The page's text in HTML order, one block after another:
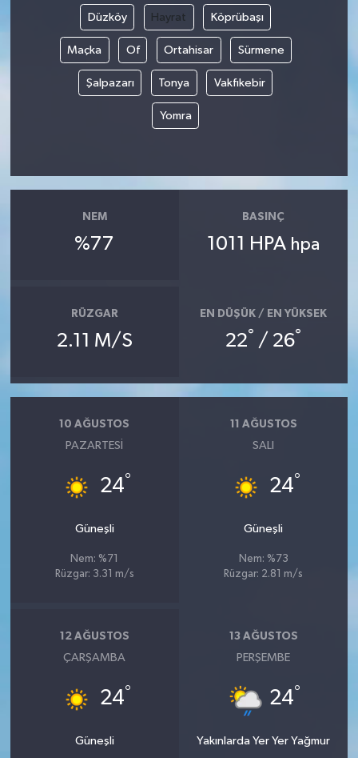
Düzköy Hayrat Köprübaşı
Maçka Of Ortahisar Sürmene
Şalpazarı Tonya Vakfıkebir
Yomra
NEM
%77
BASINÇ
1011 HPA hpa
RÜZGAR
2.11 M/S
EN DÜŞÜK / EN YÜKSEK
22° / 26°
10 AĞUSTOS
PAZARTESI
24°
Güneşli
Nem: %71
Rüzgar: 3.31 m/s
11 AĞUSTOS
SALI
24°
Güneşli
Nem: %73
Rüzgar: 2.81 m/s
12 AĞUSTOS
ÇARŞAMBA
24°
Güneşli
13 AĞUSTOS
PERŞEMBE
24°
Yakınlarda Yer Yer Yağmur